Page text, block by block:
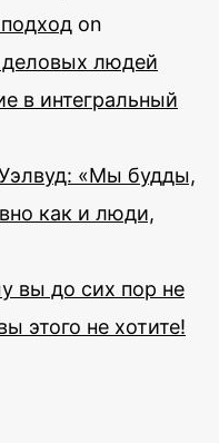
on
деловых людей
в интегральный
«Мы будды,
как и люди,
вы до сих пор не
этого не хотите!